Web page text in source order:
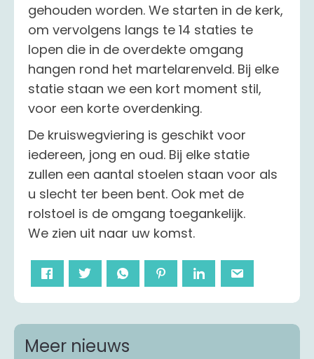
gehouden worden. We starten in de kerk,
om vervolgens langs te 14 staties te
lopen die in de overdekte omgang
hangen rond het martelarenveld. Bij elke
statie staan we een kort moment stil,
voor een korte overdenking.
De kruiswegviering is geschikt voor
iedereen, jong en oud. Bij elke statie
zullen een aantal stoelen staan voor als
u slecht ter been bent. Ook met de
rolstoel is de omgang toegankelijk.
We zien uit naar uw komst.
Meer nieuws